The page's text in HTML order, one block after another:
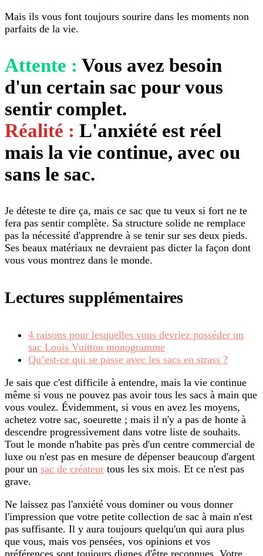
Mais ils vous font toujours sourire dans les moments non
parfaits de la vie.
Attente : Vous avez besoin
d'un certain sac pour vous
sentir complet.
Réalité : L'anxiété est réel
mais la vie continue, avec ou
sans le sac.
Je déteste te dire ça, mais ce sac que tu veux si fort ne te
fera pas sentir complète. Sa structure solide ne remplace
pas la nécessité d'apprendre à se tenir sur ses deux pieds.
Ses beaux matériaux ne devraient pas dicter la façon dont
vous vous montrez dans le monde.
Lectures supplémentaires
4 raisons pour lesquelles vous devriez posséder un
sac Louis Vuitton monogramme
Qu’est-ce qui se passe avec les sacs en strass ?
Je sais que c'est difficile à entendre, mais la vie continue
même si vous ne pouvez pas avoir tous les sacs à main que
vous voulez. Évidemment, si vous en avez les moyens,
achetez votre sac, soeurette ; mais il n'y a pas de honte à
descendre progressivement dans votre liste de souhaits.
Tout le monde n'habite pas près d'un centre commercial de
luxe ou n'est pas en mesure de dépenser beaucoup d'argent
pour un sac de créateur tous les six mois. Et ce n'est pas
grave.
Ne laissez pas l'anxiété vous dominer ou vous donner
l'impression que votre petite collection de sac à main n'est
pas suffisante. Il y aura toujours quelqu'un qui aura plus
que vous, mais vos pensées, vos opinions et vos